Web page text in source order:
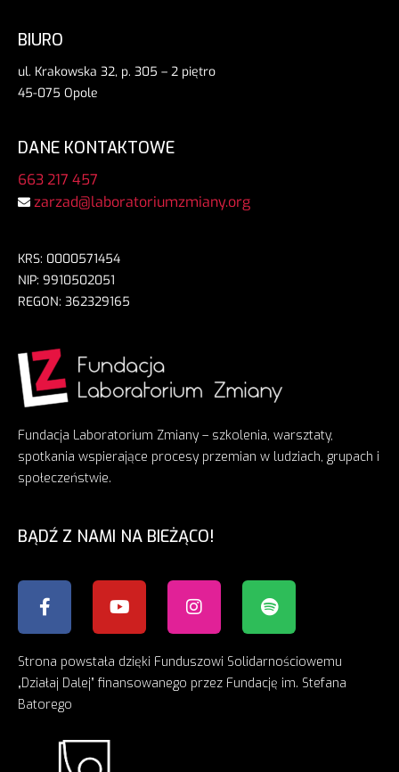
Fundacja Laboratorium Zmiany – szkolenia, warsztaty,
spotkania wspierające procesy przemian w ludziach, grupach i
społeczeństwie.
BĄDŹ Z NAMI NA BIEŻĄCO!
Strona powstała dzięki Funduszowi Solidarnościowemu
„Działaj Dalej” finansowanego przez Fundację im. Stefana
Batorego
BIURO
ul. Krakowska 32, p. 305 – 2 piętro
45-075 Opole
DANE KONTAKTOWE
663 217 457
zarzad@laboratoriumzmiany.org
KRS: 0000571454
NIP: 9910502051
REGON: 362329165